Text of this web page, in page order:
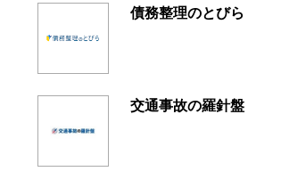
債務整理のとびら
交通事故の羅針盤